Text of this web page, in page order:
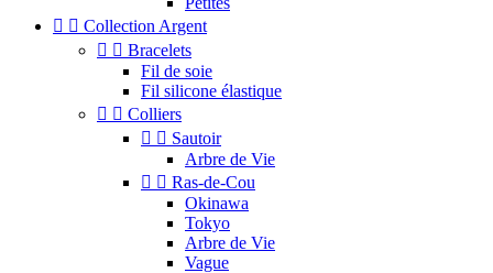
  Collection Argent
  Bracelets
Fil de soie
Fil silicone élastique
  Colliers
  Sautoir
Arbre de Vie
  Ras-de-Cou
Okinawa
Tokyo
Arbre de Vie
Vague